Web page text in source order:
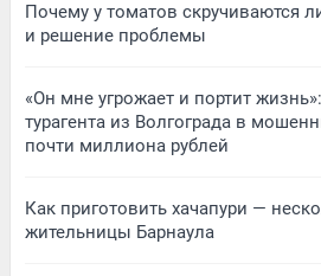
Почему у томатов скручиваются
и решение проблемы
«Он мне угрожает и портит
турагента из Волгограда в
почти миллиона рублей
Как приготовить хачапури —
жительницы Барнаула